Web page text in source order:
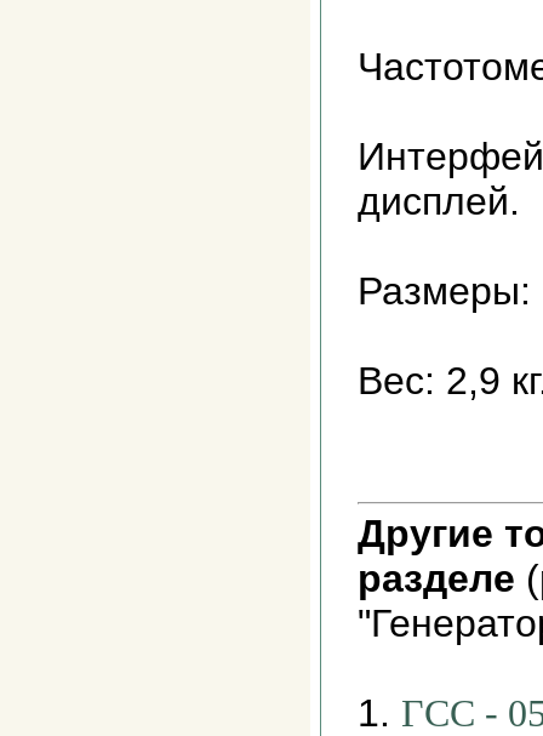
дисплей.
Размеры:
Вес: 2,9
Другие
разделе
1. ГСС -